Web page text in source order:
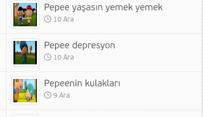
10 Ara
10 Ara
9 Ara